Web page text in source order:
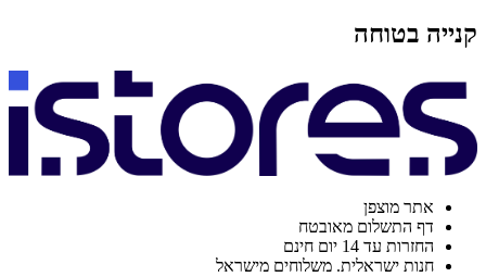
קנייה בטוחה
אתר מוצפן
דף התשלום מאובטח
החזרות עד 14 יום חינם
חנות ישראלית. משלוחים מישראל